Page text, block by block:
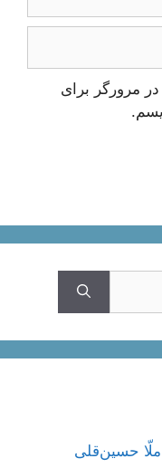
مرورگر برای
حسین‌قلی